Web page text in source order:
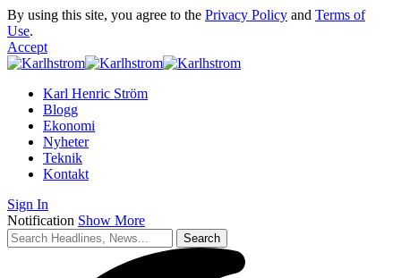
By using this site, you agree to the Privacy Policy and Terms of
Use.
Accept
Karl Henric Ström
Blogg
Ekonomi
Nyheter
Teknik
Kontakt
Sign In
Notification Show More